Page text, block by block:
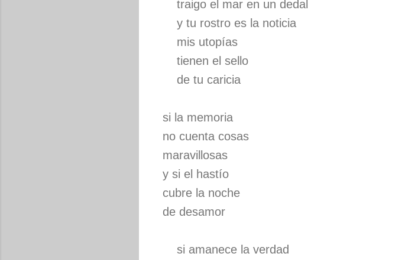
traigo el mar en un dedal
y tu rostro es la noticia
mis utopías
tienen el sello
de tu caricia
si la memoria
no cuenta cosas
maravillosas
y si el hastío
cubre la noche
de desamor
si amanece la verdad